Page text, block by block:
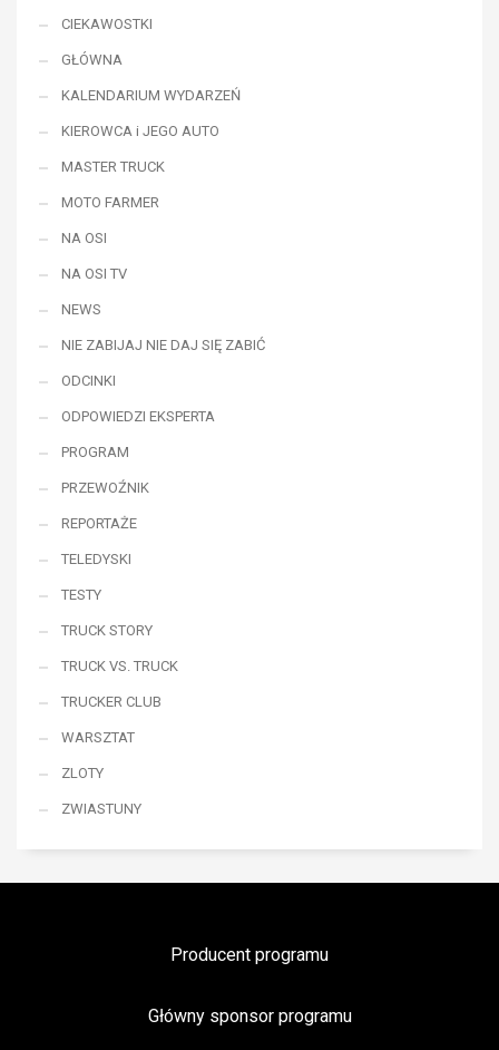
CIEKAWOSTKI
GŁÓWNA
KALENDARIUM WYDARZEŃ
KIEROWCA i JEGO AUTO
MASTER TRUCK
MOTO FARMER
NA OSI
NA OSI TV
NEWS
NIE ZABIJAJ NIE DAJ SIĘ ZABIĆ
ODCINKI
ODPOWIEDZI EKSPERTA
PROGRAM
PRZEWOŹNIK
REPORTAŻE
TELEDYSKI
TESTY
TRUCK STORY
TRUCK VS. TRUCK
TRUCKER CLUB
WARSZTAT
ZLOTY
ZWIASTUNY
Producent programu
Główny sponsor programu